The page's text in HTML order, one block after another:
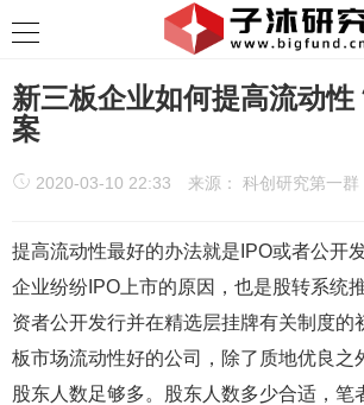
新三板企业如何提高流动性
案
2020-03-10 22:33 来源： 科创研究第一群
提高流动性最好的办法就是IPO或者公开
企业纷纷IPO上市的原因，也是股转系统
资者公开发行并在精选层挂牌有关制度的
板市场流动性好的公司，除了质地优良之
股东人数足够多。股东人数多少合适，笔